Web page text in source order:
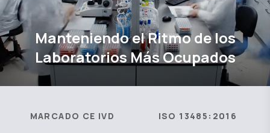
Manteniendo el Ritmo de los
Laboratorios Más Ocupados
MARCADO CE IVD ISO 13485:2016